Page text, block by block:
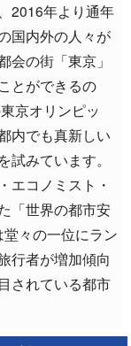
2016年より通年
国内外の人々が
会の街「東京」
とができるの
京オリンピッ
内でも真新しい
みています。
エコノミスト・
「世界の都市安
々の一位にラン
行者が増加傾向
されている都市